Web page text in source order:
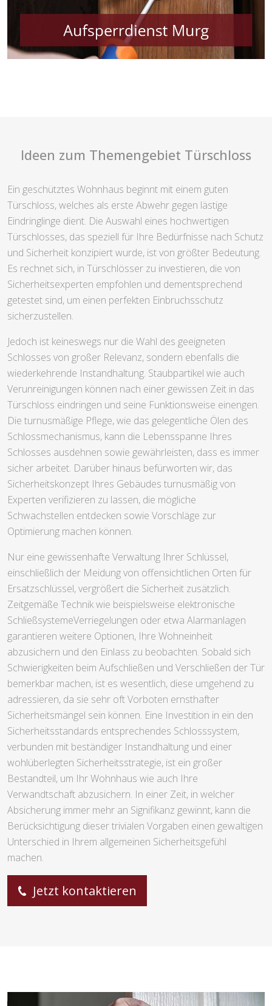
Ideen zum Themengebiet Türschloss
Ein geschütztes Wohnhaus beginnt mit einem guten
Türschloss, welches als erste Abwehr gegen lästige
Eindringlinge dient. Die Auswahl eines hochwertigen
Türschlosses, das speziell für Ihre Bedürfnisse nach Schutz
und Sicherheit konzipiert wurde, ist von größter Bedeutung.
Es rechnet sich, in Türschlösser zu investieren, die von
Sicherheitsexperten empfohlen und dementsprechend
getestet sind, um einen perfekten Einbruchsschutz
sicherzustellen.
Jedoch ist keineswegs nur die Wahl des geeigneten
Schlosses von großer Relevanz, sondern ebenfalls die
wiederkehrende Instandhaltung. Staubpartikel wie auch
Verunreinigungen können nach einer gewissen Zeit in das
Türschloss eindringen und seine Funktionsweise einengen.
Die turnusmäßige Pflege, wie das gelegentliche Ölen des
Schlossmechanismus, kann die Lebensspanne Ihres
Schlosses ausdehnen sowie gewährleisten, dass es immer
sicher arbeitet. Darüber hinaus befürworten wir, das
Sicherheitskonzept Ihres Gebäudes turnusmäßig von
Experten verifizieren zu lassen, die mögliche
Schwachstellen entdecken sowie Vorschläge zur
Optimierung machen können.
Nur eine gewissenhafte Verwaltung Ihrer Schlüssel,
einschließlich der Meidung von offensichtlichen Orten für
Ersatzschlüssel, vergrößert die Sicherheit zusätzlich.
Zeitgemäße Technik wie beispielsweise elektronische
SchließsystemeVerriegelungen oder etwa Alarmanlagen
garantieren weitere Optionen, Ihre Wohneinheit
abzusichern und den Einlass zu beobachten. Sobald sich
Schwierigkeiten beim Aufschließen und Verschließen der Tür
bemerkbar machen, ist es wesentlich, diese umgehend zu
adressieren, da sie sehr oft Vorboten ernsthafter
Sicherheitsmängel sein können. Eine Investition in ein den
Sicherheitsstandards entsprechendes Schlosssystem,
verbunden mit beständiger Instandhaltung und einer
wohlüberlegten Sicherheitsstrategie, ist ein großer
Bestandteil, um Ihr Wohnhaus wie auch Ihre
Verwandtschaft abzusichern. In einer Zeit, in welcher
Absicherung immer mehr an Signifikanz gewinnt, kann die
Berücksichtigung dieser trivialen Vorgaben einen gewaltigen
Unterschied in Ihrem allgemeinen Sicherheitsgefühl
machen.
Jetzt kontaktieren